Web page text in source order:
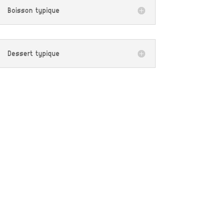
Boisson typique
Dessert typique